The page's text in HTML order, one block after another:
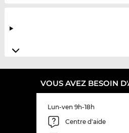
VOUS AVEZ BESOIN
Lun-ven 9h-18h
Centre d'aide